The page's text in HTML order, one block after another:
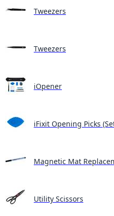
Tweezers
Tweezers
iOpener
iFixit Opening Picks
Magnetic Mat
Utility Scissors